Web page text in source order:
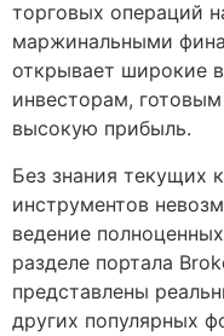
торговых операций
маржинальными
открывает широкие
инвесторам,
высокую прибыль.
Без знания текущих
инструментов
ведение
разделе портала
представлены
других популярных